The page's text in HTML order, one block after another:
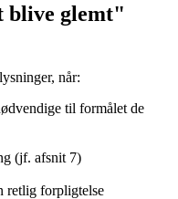
blive glemt"
når:
til formålet de
(jf. afsnit 7)
retlig forpligtelse